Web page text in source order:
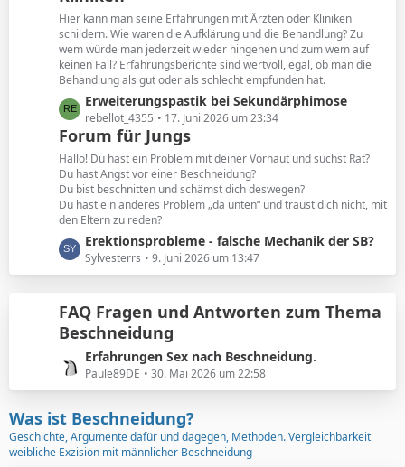
e
t
e
B
e
i
t
r
ä
g
e
Hier kann man seine Erfahrungen mit Ärzten oder Kliniken
schildern. Wie waren die Aufklärung und die Behandlung? Zu
wem würde man jederzeit wieder hingehen und zum wem auf
keinen Fall? Erfahrungsberichte sind wertvoll, egal, ob man die
Behandlung als gut oder als schlecht empfunden hat.
L
e
t
z
t
e
B
e
i
t
g
e
Erweiterungspastik bei Sekundärphimose
rebellot_4355 17. Juni 2026 um 23:34
Forum für Jungs
Hallo! Du hast ein Problem mit deiner Vorhaut und suchst Rat?
Du hast Angst vor einer Beschneidung?
Du bist beschnitten und schämst dich deswegen?
Du hast ein anderes Problem „da unten“ und traust dich nicht, mit
den Eltern zu reden?
L
e
t
t
e
e
r
ä
g
Erektionsprobleme - falsche Mechanik der SB?
Sylvesterrs 9. Juni 2026 um 13:47
FAQ Fragen und Antworten zum Thema
Beschneidung
L
e
t
z
t
e
Erfahrungen Sex nach Beschneidung.
Paule89DE 30. Mai 2026 um 22:58
Was ist Beschneidung?
Geschichte, Argumente dafür und dagegen, Methoden. Vergleichbarkeit
weibliche Exzision mit männlicher Beschneidung